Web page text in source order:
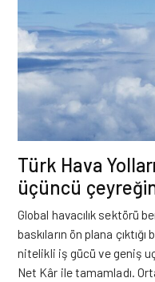
Türk Hava
üçüncü
Global havacılık sektörü
baskıların ön plana
nitelikli iş gücü ve geniş
Net Kâr ile tamamladı.